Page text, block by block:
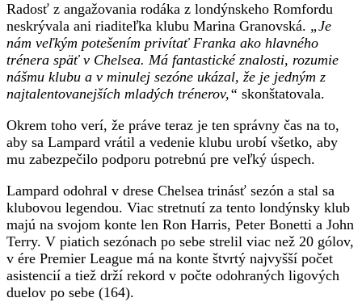
Radosť z angažovania rodáka z londýnskeho Romfordu
neskrývala ani riaditeľka klubu Marina Granovská. „Je
nám veľkým potešením privítať Franka ako hlavného
trénera späť v Chelsea. Má fantastické znalosti, rozumie
nášmu klubu a v minulej sezóne ukázal, že je jedným z
najtalentovanejších mladých trénerov,“ skonštatovala.
Okrem toho verí, že práve teraz je ten správny čas na to,
aby sa Lampard vrátil a vedenie klubu urobí všetko, aby
mu zabezpečilo podporu potrebnú pre veľký úspech.
Lampard odohral v drese Chelsea trinásť sezón a stal sa
klubovou legendou. Viac stretnutí za tento londýnsky klub
majú na svojom konte len Ron Harris, Peter Bonetti a John
Terry. V piatich sezónach po sebe strelil viac než 20 gólov,
v ére Premier League má na konte štvrtý najvyšší počet
asistencií a tiež drží rekord v počte odohraných ligových
duelov po sebe (164).